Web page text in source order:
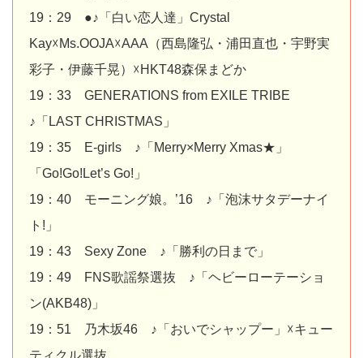
19：29 ●♪「白い恋人達」Crystal
Kay☓Ms.OOJA☓AAA（西島隆弘・浦田直也・宇野実
彩子・伊藤千晃）☓HKT48森保まどか
19：33 GENERATIONS from EXILE TRIBE
♪「LAST CHRISTMAS」
19：35 E-girls ♪「Merry×Merry Xmas★」
「Go!Go!Let’s Go!」
19：40 モーニング娘。’16 ♪「泡沫サタデーナイ
ト!」
19：43 Sexy Zone ♪「勝利の日まで」
19：49 FNS歌謡祭選抜 ♪「ヘビーローテーショ
ン(AKB48)」
19：51 乃木坂46 ♪「おいでシャップー」☓キュー